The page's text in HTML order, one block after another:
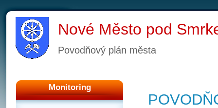
Nové Město pod
Povodňový plán města
Monitoring